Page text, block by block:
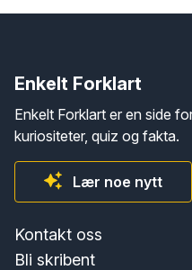
Enkelt Forklart
Enkelt Forklart er en side
kuriositeter, quiz og fakta.
Lær noe nytt
Kontakt oss
Bli skribent